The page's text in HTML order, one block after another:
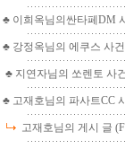
♣ 이희옥님의싼타페DM
♣ 강정옥님의 에쿠스 사
♣ 지연자님의 쏘렌토 사
♣ 고재호님의 파사트CC
고재호님의 게시 글